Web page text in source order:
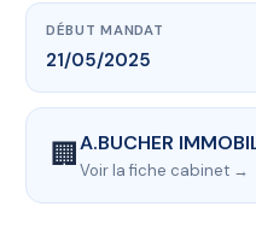
DÉBUT MANDAT
21/05/2025
🏢A.BUCHER
Voir la fiche cabinet →